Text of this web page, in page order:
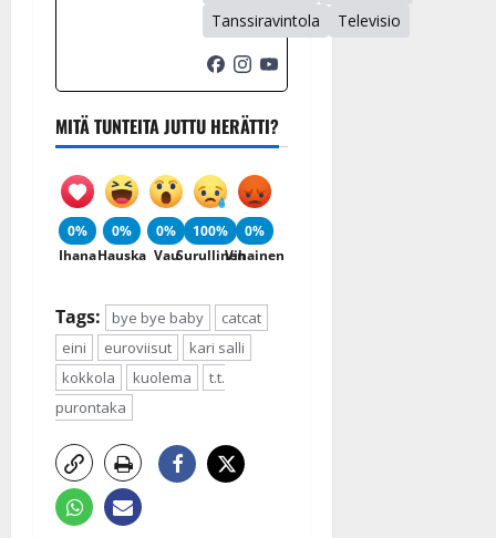
Tanssiravintola
Televisio
MITÄ TUNTEITA JUTTU HERÄTTI?
0%
Ihana
0%
Hauska
0%
Vau
100%
Surullinen
0%
Vihainen
Tags: bye bye baby
catcat
eini
euroviisut
kari salli
kokkola
kuolema
t.t.
purontaka